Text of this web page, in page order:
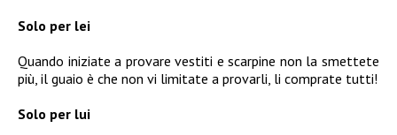
Solo per lei
Quando iniziate a provare vestiti e scarpine non la smettete
più, il guaio è che non vi limitate a provarli, li comprate tutti!
Solo per lui